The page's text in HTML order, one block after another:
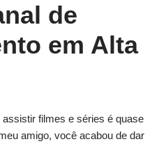
de
em Alta
filmes e séries é quase
amigo, você acabou de dar